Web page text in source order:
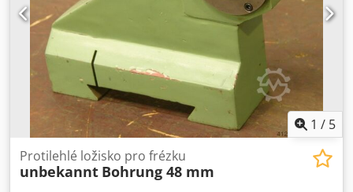
1 / 5
Protilehlé ložisko pro frézku
unbekannt Bohrung 48 mm